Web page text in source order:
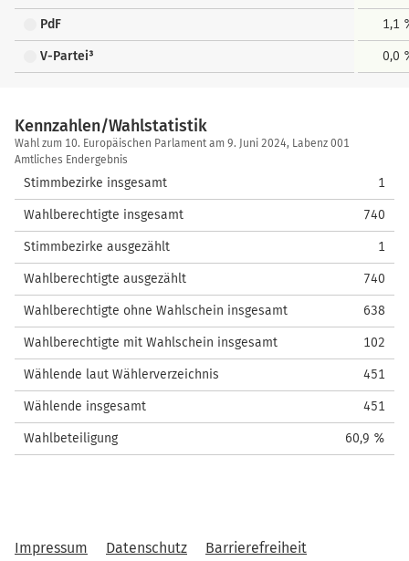
PdF 1,1
V-Partei³ 0,0
Kennzahlen/Wahlstatistik
Kennzahlen/Wahlstatistik
Wahl zum 10. Europäischen Parlament am 9. Juni 2024, Labenz 001
Amtliches Endergebnis
Stimmbezirke insgesamt 1
Wahlberechtigte insgesamt 740
Stimmbezirke ausgezählt 1
Wahlberechtigte ausgezählt 740
Wahlberechtigte ohne Wahlschein insgesamt 638
Wahlberechtigte mit Wahlschein insgesamt 102
Wählende laut Wählerverzeichnis 451
Wählende insgesamt 451
Wahlbeteiligung 60,9 %
Impressum Datenschutz Barrierefreiheit